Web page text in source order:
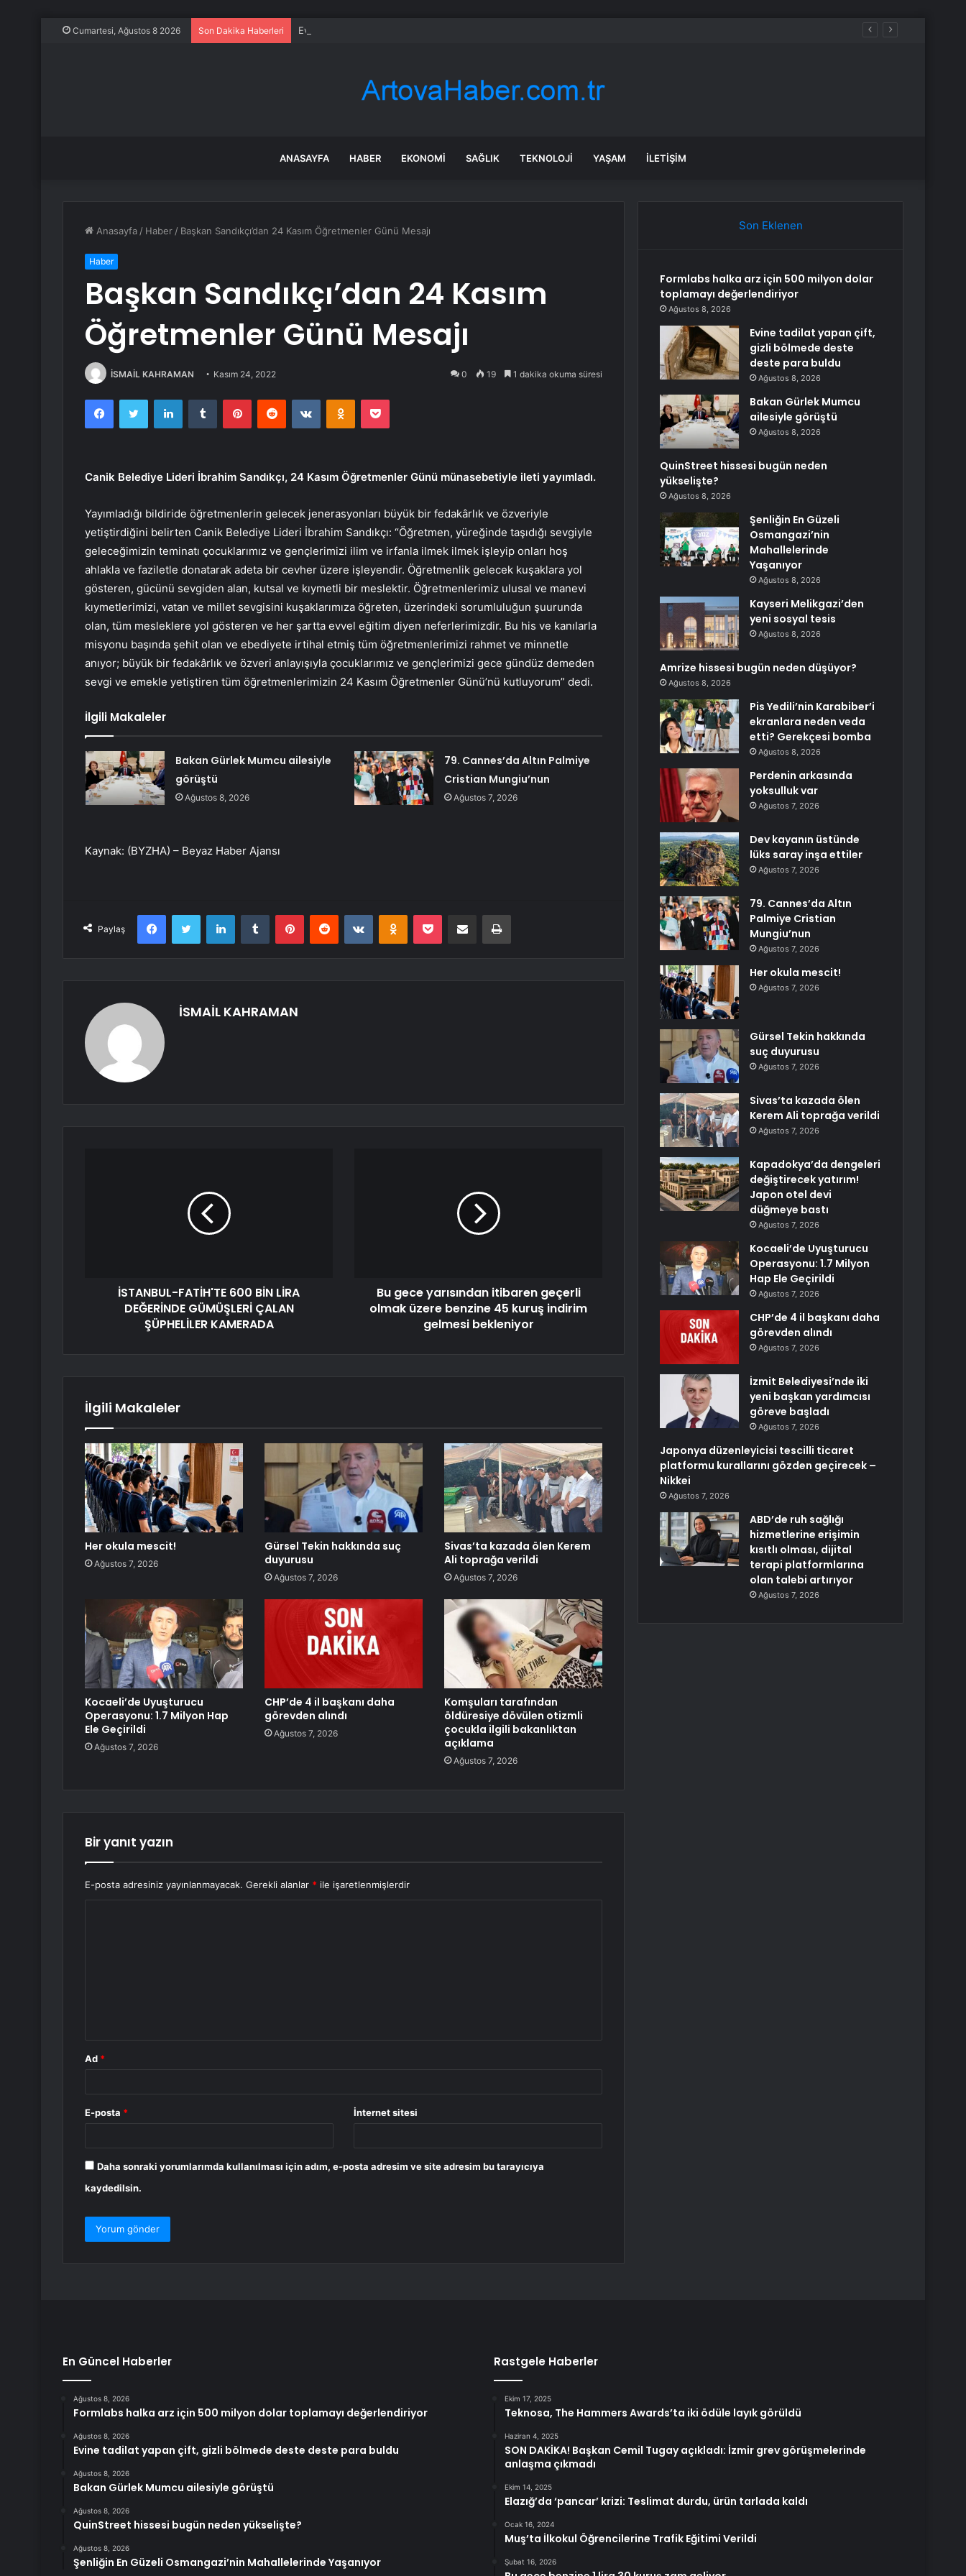
Cumartesi, Ağustos 8 2026 Son Dakika Haberleri Evine tadilat yapan çift, gizli bölmede deste deste para buldu
ANASAYFA HABER EKONOMI SAĞLIK TEKNOLOJI YAŞAM İLETIŞIM
Anasayfa / Haber / Başkan Sandıkçı’dan 24 Kasım Öğretmenler Günü Mesajı
Haber
Başkan Sandıkçı’dan 24 Kasım
Öğretmenler Günü Mesajı
İSMAİL KAHRAMAN Kasım 24, 2022 0 19 1 dakika okuma süresi
FacebookTwitter LinkedInTumblr PinterestReddit VKontakteOdnoklassniki
Pocket
Canik Belediye Lideri İbrahim Sandıkçı, 24 Kasım Öğretmenler Günü münasebetiyle ileti yayımladı.
Yayımladığı bildiride öğretmenlerin gelecek jenerasyonları büyük bir fedakârlık ve özveriyle
yetiştirdiğini belirten Canik Belediye Lideri İbrahim Sandıkçı: “Öğretmen, yüreğinde taşıdığı sevgiyle
geleceğimizin teminatı çocuklarımız ve gençlerimizi ilim ve irfanla ilmek ilmek işleyip onları hoş
ahlakla ve faziletle donatarak adeta bir cevher üzere işleyendir. Öğretmenlik gelecek kuşaklara yol
gösteren, gücünü sevgiden alan, kutsal ve kıymetli bir meslektir. Öğretmenlerimiz ulusal ve manevi
kıymetlerimizi, vatan ve millet sevgisini kuşaklarımıza öğreten, üzerindeki sorumluluğun şuurunda
olan, tüm mesleklere yol gösteren ve her şartta evvel eğitim diyen neferlerimizdir. Bu his ve kanılarla
misyonu başında şehit olan ve ebediyete irtihal etmiş tüm öğretmenlerimizi rahmet ve minnetle
anıyor; büyük bir fedakârlık ve özveri anlayışıyla çocuklarımız ve gençlerimizi gece gündüz demeden
sevgi ve emekle yetiştiren tüm öğretmenlerimizin 24 Kasım Öğretmenler Günü’nü kutluyorum” dedi.
İlgili Makaleler
Bakan Gürlek Mumcu ailesiyle
görüştü
Ağustos 8, 2026
79. Cannes’da Altın Palmiye
Cristian Mungiu’nun
Ağustos 7, 2026
Kaynak: (BYZHA) – Beyaz Haber Ajansı
Paylaş
FacebookTwitter LinkedInTumblr PinterestReddit VKontakteOdnoklassniki
Pocket E-Posta ile paylaş Yazdır
İSMAİL KAHRAMAN
İSTANBUL-FATİH'TE 600 BİN LİRA
DEĞERİNDE GÜMÜŞLERİ ÇALAN
ŞÜPHELİLER KAMERADA
Bu gece yarısından itibaren geçerli
olmak üzere benzine 45 kuruş indirim
gelmesi bekleniyor
İlgili Makaleler
Her okula mescit!
Ağustos 7, 2026
Gürsel Tekin hakkında suç
duyurusu
Ağustos 7, 2026
Sivas’ta kazada ölen Kerem
Ali toprağa verildi
Ağustos 7, 2026
Kocaeli’de Uyuşturucu
Operasyonu: 1.7 Milyon Hap
Ele Geçirildi
Ağustos 7, 2026
CHP’de 4 il başkanı daha
görevden alındı
Ağustos 7, 2026
Komşuları tarafından
öldüresiye dövülen otizmli
çocukla ilgili bakanlıktan
açıklama
Ağustos 7, 2026
Bir yanıt yazın
E-posta adresiniz yayınlanmayacak. Gerekli alanlar * ile işaretlenmişlerdir
Ad *
E-posta * İnternet sitesi
Daha sonraki yorumlarımda kullanılması için adım, e-posta adresim ve site adresim bu tarayıcıya
kaydedilsin.
Son Eklenen
Formlabs halka arz için 500 milyon dolar
toplamayı değerlendiriyor
Ağustos 8, 2026
Evine tadilat yapan çift,
gizli bölmede deste
deste para buldu
Ağustos 8, 2026
Bakan Gürlek Mumcu
ailesiyle görüştü
Ağustos 8, 2026
QuinStreet hissesi bugün neden
yükselişte?
Ağustos 8, 2026
Şenliğin En Güzeli
Osmangazi’nin
Mahallelerinde
Yaşanıyor
Ağustos 8, 2026
Kayseri Melikgazi’den
yeni sosyal tesis
Ağustos 8, 2026
Amrize hissesi bugün neden düşüyor?
Ağustos 8, 2026
Pis Yedili’nin Karabiber’i
ekranlara neden veda
etti? Gerekçesi bomba
Ağustos 8, 2026
Perdenin arkasında
yoksulluk var
Ağustos 7, 2026
Dev kayanın üstünde
lüks saray inşa ettiler
Ağustos 7, 2026
79. Cannes’da Altın
Palmiye Cristian
Mungiu’nun
Ağustos 7, 2026
Her okula mescit!
Ağustos 7, 2026
Gürsel Tekin hakkında
suç duyurusu
Ağustos 7, 2026
Sivas’ta kazada ölen
Kerem Ali toprağa verildi
Ağustos 7, 2026
Kapadokya’da dengeleri
değiştirecek yatırım!
Japon otel devi
düğmeye bastı
Ağustos 7, 2026
Kocaeli’de Uyuşturucu
Operasyonu: 1.7 Milyon
Hap Ele Geçirildi
Ağustos 7, 2026
CHP’de 4 il başkanı daha
görevden alındı
Ağustos 7, 2026
İzmit Belediyesi’nde iki
yeni başkan yardımcısı
göreve başladı
Ağustos 7, 2026
Japonya düzenleyicisi tescilli ticaret
platformu kurallarını gözden geçirecek –
Nikkei
Ağustos 7, 2026
ABD’de ruh sağlığı
hizmetlerine erişimin
kısıtlı olması, dijital
terapi platformlarına
olan talebi artırıyor
Ağustos 7, 2026
En Güncel Haberler
Ağustos 8, 2026
Formlabs halka arz için 500 milyon dolar toplamayı değerlendiriyor
Ağustos 8, 2026
Evine tadilat yapan çift, gizli bölmede deste deste para buldu
Ağustos 8, 2026
Bakan Gürlek Mumcu ailesiyle görüştü
Ağustos 8, 2026
QuinStreet hissesi bugün neden yükselişte?
Ağustos 8, 2026
Şenliğin En Güzeli Osmangazi’nin Mahallelerinde Yaşanıyor
Rastgele Haberler
Ekim 17, 2025
Teknosa, The Hammers Awards’ta iki ödüle layık görüldü
Haziran 4, 2025
SON DAKİKA! Başkan Cemil Tugay açıkladı: İzmir grev görüşmelerinde
anlaşma çıkmadı
Ekim 14, 2025
Elazığ’da ‘pancar’ krizi: Teslimat durdu, ürün tarlada kaldı
Ocak 16, 2024
Muş’ta İlkokul Öğrencilerine Trafik Eğitimi Verildi
Şubat 16, 2026